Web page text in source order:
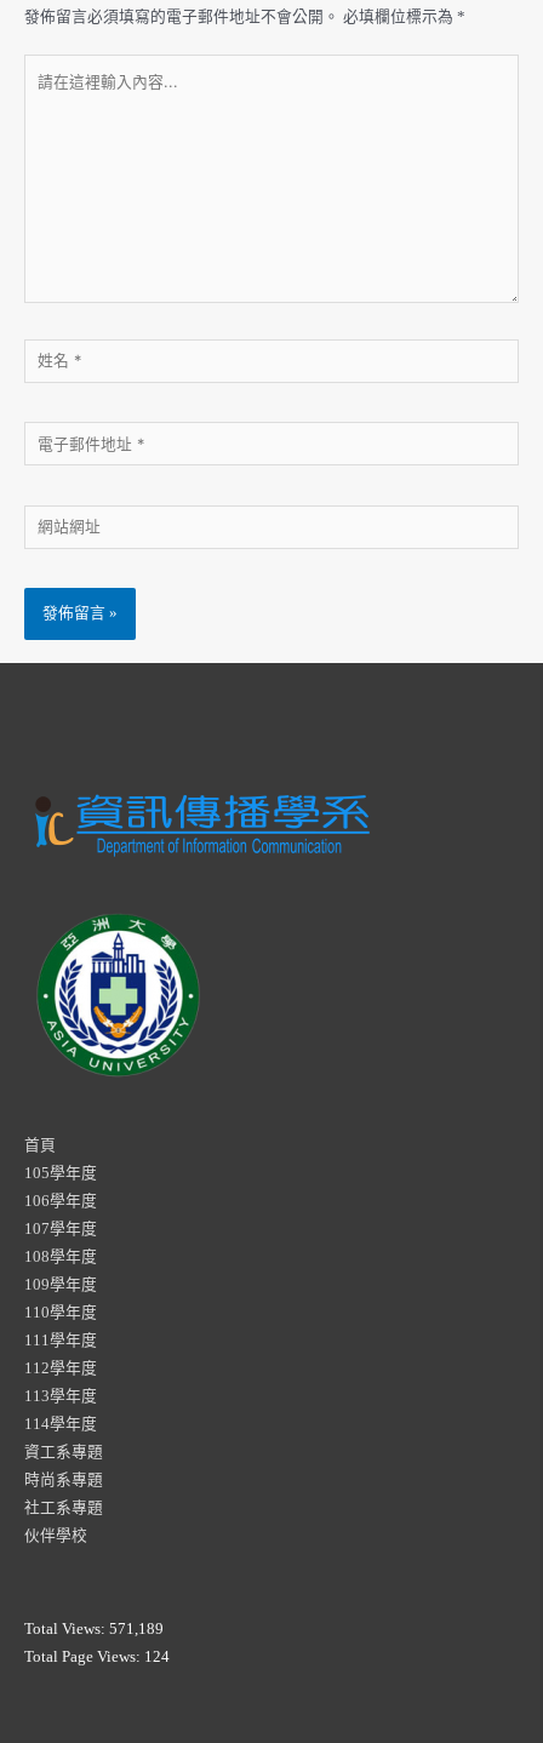
發佈留言必須填寫的電子郵件地址不會公開。 必填欄位標示為 *
首頁
105學年度
106學年度
107學年度
108學年度
109學年度
110學年度
111學年度
112學年度
113學年度
114學年度
資工系專題
時尚系專題
社工系專題
伙伴學校
Total Views: 571,189
Total Page Views: 124